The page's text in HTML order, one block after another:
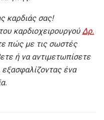
καρδιάς σας!
καρδιοχειρουργού Δρ.
πώς με τις σωστές
ή να αντιμετωπίσετε
ένα